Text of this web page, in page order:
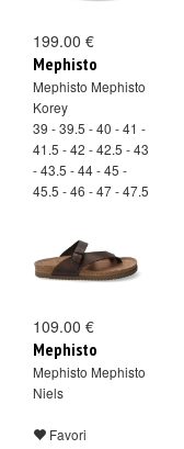
199.00 €
Mephisto
Mephisto Mephisto
Korey
39 - 39.5 - 40 - 41 -
41.5 - 42 - 42.5 - 43
- 43.5 - 44 - 45 -
45.5 - 46 - 47 - 47.5
109.00 €
Mephisto
Mephisto Mephisto
Niels
Favori